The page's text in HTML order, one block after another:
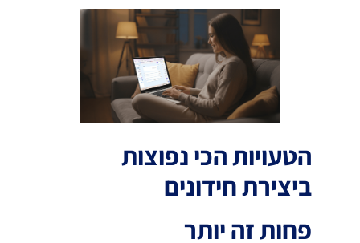
הטעויות הכי נפוצות
ביצירת חידונים
פחות זה יותר